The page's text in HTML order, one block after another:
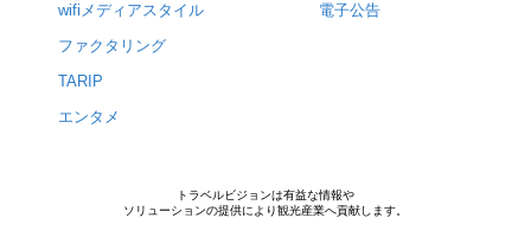
wifiメディアスタイル
ファクタリング
TARIP
エンタメ
電子公告
トラベルビジョンは有益な情報や
ソリューションの提供により観光産業へ貢献します。